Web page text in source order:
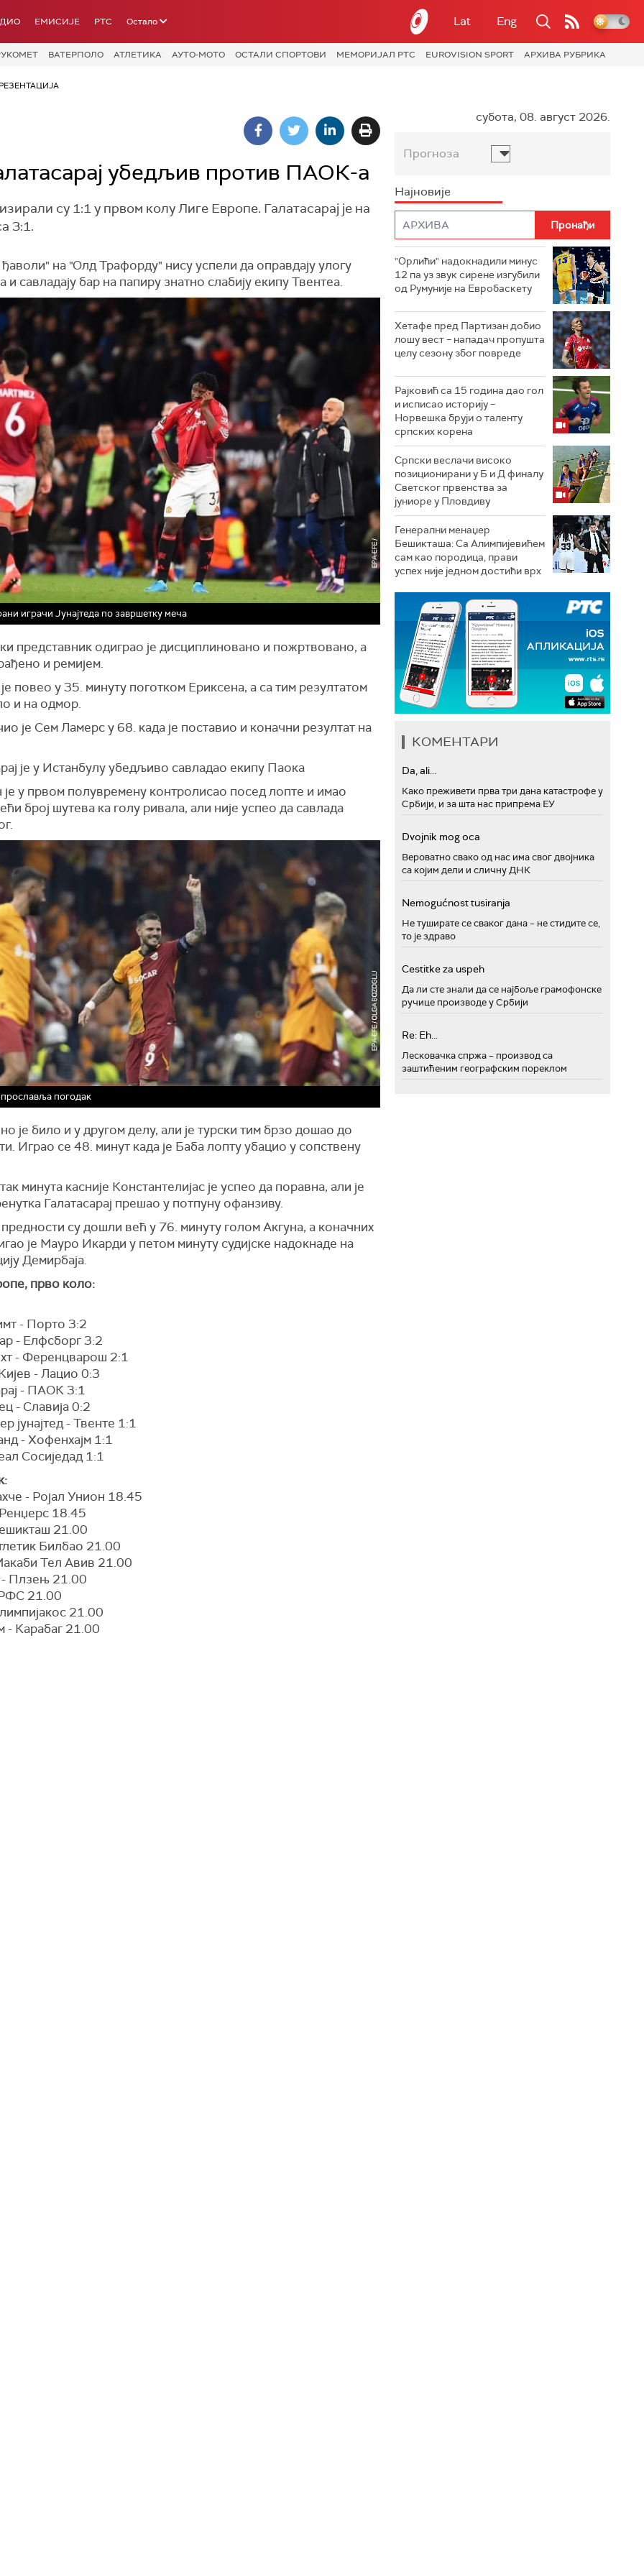
ЕМИСИЈЕ РТС Остало Lat Eng
ВАТЕРПОЛО АТЛЕТИКА АУТО-МОТО ОСТАЛИ СПОРТОВИ МЕМОРИЈАЛ РТС EUROVISION SPORT АРХИВА РУБРИКА
убедљив против ПАОК-а
су 1:1 у првом колу Лиге Европе. Галатасарај је на
3:1.
на "Олд Трафорду" нису успели да оправдају улогу
и савладају бар на папиру знатно слабију екипу Твентеа.
играчи Јунајтеда по завршетку меча
представник одиграо је дисциплиновано и пожртвовано, а
и ремијем.
повео у 35. минуту поготком Ериксена, а са тим резултатом
и на одмор.
је Сем Ламерс у 68. када је поставио и коначни резултат на
је у Истанбулу убедљиво савладао екипу Паока
у првом полувремену контролисао посед лопте и имао
број шутева ка голу ривала, али није успео да савлада
погодак
је било и у другом делу, али је турски тим брзо дошао до
Играо се 48. минут када је Баба лопту убацио у сопствену
минута касније Константелијас је успео да поравна, али је
Галатасарај прешао у потпуну офанзиву.
су дошли већ у 76. минуту голом Акгуна, а коначних
је Мауро Икарди у петом минуту судијске надокнаде на
Демирбаја.
прво коло:
- Порто 3:2
- Елфсборг 3:2
- Ференцварош 2:1
- Лацио 0:3
- ПАОК 3:1
- Славија 0:2
јунајтед - Твенте 1:1
- Хофенхајм 1:1
Сосиједад 1:1
- Ројал Унион 18.45
18.45
21.00
Билбао 21.00
Тел Авив 21.00
- Плзењ 21.00
21.00
21.00
- Карабаг 21.00
субота, 08. август 2026.
Прогноза
Најновије
"Орлићи" надокнадили минус
12 па уз звук сирене изгубили
од Румуније на Евробаскету
Хетафе пред Партизан добио
лошу вест – нападач пропушта
целу сезону због повреде
Рајковић са 15 година дао гол
и исписао историју –
Норвешка бруји о таленту
српских корена
Српски веслачи високо
позиционирани у Б и Д финалу
Светског првенства за
јуниоре у Пловдиву
Генерални менаџер
Бешикташа: Са Алимпијевићем
сам као породица, прави
успех није једном достићи врх
КОМЕНТАРИ
Da, ali...
Како преживети прва три дана катастрофе у
Србији, и за шта нас припрема ЕУ
Dvojnik mog oca
Вероватно свако од нас има свог двојника
са којим дели и сличну ДНК
Nemogućnost tusiranja
Не туширате се сваког дана – не стидите се,
то је здраво
Cestitke za uspeh
Да ли сте знали да се најбоље грамофонске
ручице производе у Србији
Re: Eh...
Лесковачка спржа – производ са
заштићеним географским пореклом